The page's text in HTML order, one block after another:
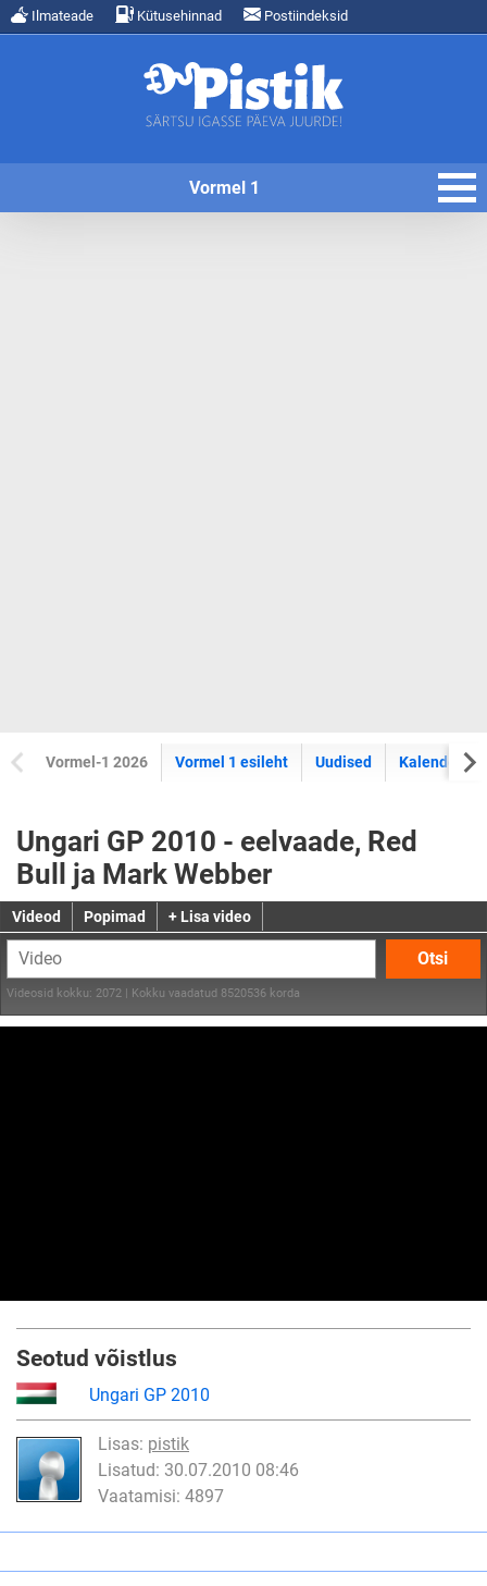
Ilmateade Kütusehinnad Postiindeksid
Vormel 1
Vormel-1 2026 Vormel 1 esileht Uudised Kalender
Ungari GP 2010 - eelvaade, Red
Bull ja Mark Webber
Videod Popimad + Lisa video
Otsi
Videosid kokku: 2072 | Kokku vaadatud 8520536 korda
Seotud võistlus
Ungari GP 2010
Lisas: pistik
Lisatud: 30.07.2010 08:46
Vaatamisi: 4897